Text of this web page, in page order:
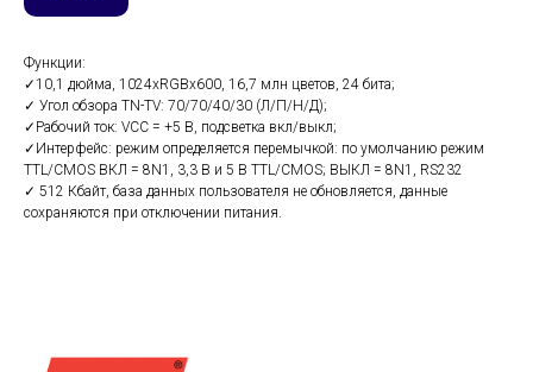
Функции:
✓10,1 дюйма, 1024xRGBx600, 16,7 млн ​​цветов, 24 бита;
✓ Угол обзора TN-TV: 70/70/40/30 (Л/П/Н/Д);
✓Рабочий ток: VCC = +5 В, подсветка вкл/выкл;
✓Интерфейс: режим определяется перемычкой: по умолчанию режим
TTL/CMOS ВКЛ = 8N1, 3,3 В и 5 В TTL/CMOS; ВЫКЛ = 8N1, RS232
✓ 512 Кбайт, база данных пользователя не обновляется, данные
сохраняются при отключении питания.